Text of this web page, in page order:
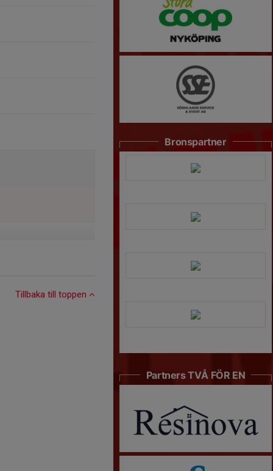
Tillbaka till toppen
Bronspartner
Partners TVÅ FÖR EN